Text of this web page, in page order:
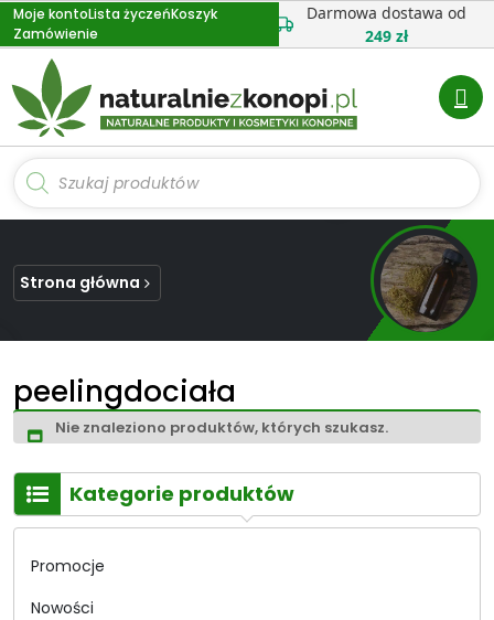
Przejdź
do
treści
Moje kontoLista życzeńKoszyk
Zamówienie
Darmowa dostawa od
249 zł
Wyszukiwarka
produktów
Strona główna
peelingdociała
Nie znaleziono produktów, których szukasz.
Kategorie produktów
Promocje
Nowości